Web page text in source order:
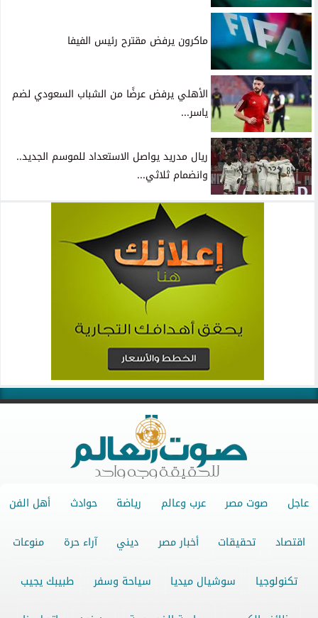
ماكرون يرفض مقترح رئيس الفيفا
الأهلي يرفض عرضًا من الشباب السعودي لضم
ياسر...
ريال مدريد يواصل الاستعداد للموسم الجديد..
وانضمام ثلاثي...
عاجل صوت مصر عرب وعالم رياضة حوادث أهل الفن
اقتصاد تحقيقات أخبار مصر ديني آراء حرة منوعات
تكنولوجيا سوشيال ميديا سياحة وسفر طبيبك يجيب